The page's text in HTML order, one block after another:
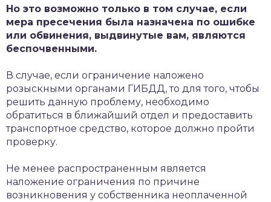
Но это возможно только в том случае, если
мера пресечения была назначена по ошибке
или обвинения, выдвинутые вам, являются
беспочвенными.
В случае, если ограничение наложено
розыскными органами ГИБДД, то для того, чтобы
решить данную проблему, необходимо
обратиться в ближайший отдел и предоставить
транспортное средство, которое должно пройти
проверку.
Не менее распространенным является
наложение ограничения по причине
возникновения у собственника неоплаченной